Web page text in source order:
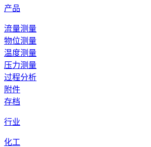
产品
流量测量
物位测量
温度测量
压力测量
过程分析
附件
存档
行业
化工